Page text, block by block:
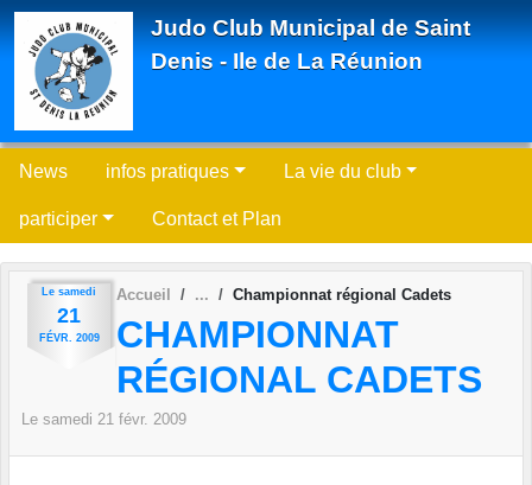
Judo Club Municipal de Saint
Denis - Ile de La Réunion
News infos pratiques La vie du club
participer Contact et Plan
Le samedi
21
FÉVR. 2009
Accueil Championnat régional Cadets
CHAMPIONNAT
RÉGIONAL CADETS
Le samedi 21 févr. 2009
Panneau de gestion des cookies